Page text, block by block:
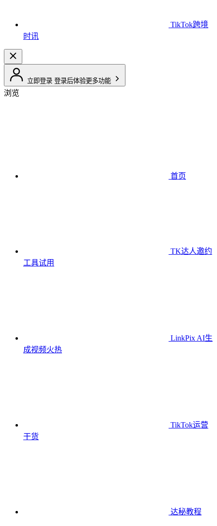
TikTok跨境
时讯
立即登录 登录后体验更多功能
浏览
首页
TK达人邀约
工具试用
LinkPix AI生
成视频火热
TikTok运营
干货
达秘教程